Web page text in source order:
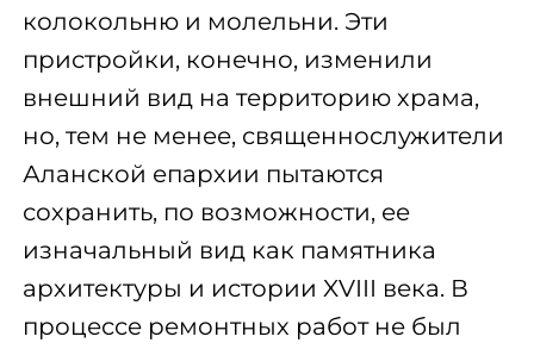
колокольню и молельни. Эти
пристройки, конечно, изменили
внешний вид на территорию храма,
но, тем не менее, священнослужители
Аланской епархии пытаются
сохранить, по возможности, ее
изначальный вид как памятника
архитектуры и истории XVIII века. В
процессе ремонтных работ не был